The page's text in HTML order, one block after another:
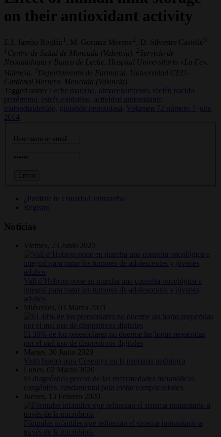
on their antioxidant activity
E.J. Jareño Roglán 1 , M. Gormaz Moreno , D. Silvestre Castelló 3
1 Centro de Salud de Moncada (Valencia). 2 Servicio de
Neonatología y Banco de Leche. Hospital Universitario «La Fe».
Valencia.
3 Departamento de Farmacia. Universidad CEU-
Cardenal Herrera. Moncada (Valencia)
Tagged under
Leche materna, almacenamiento,
recién nacido
pretérmino, estrés oxidativo, actividad antioxidante,
malondialdehído, glutatión peroxidasa, Volumen 72 número 7 julio
2014
¿Perdiste tu Usuario/Contraseña?
Registro
Noticias
Viernes, 23 Junio 2023
Vall d’Hebron pone en marcha una consulta oncológica e
integral para tratar los tumores de adolescentes y jóvenes
adultos
Miércoles, 03 Marzo 2021
El 30% de los preescolares no duerme las horas requeridas
por el mal uso de dispositivos digitales
Martes, 30 Junio 2020
Visto bueno para Cosentyx en la psoriasis pediátrica
Lunes, 02 Marzo 2020
El diagnóstico precoz de las enfermedades metabólicas
congénitas, fundamental para evitar complicaciones
Jueves, 13 Febrero 2020
Fórmulas infantiles que refuerzan el sistema inmunitario a
través de la microbiota